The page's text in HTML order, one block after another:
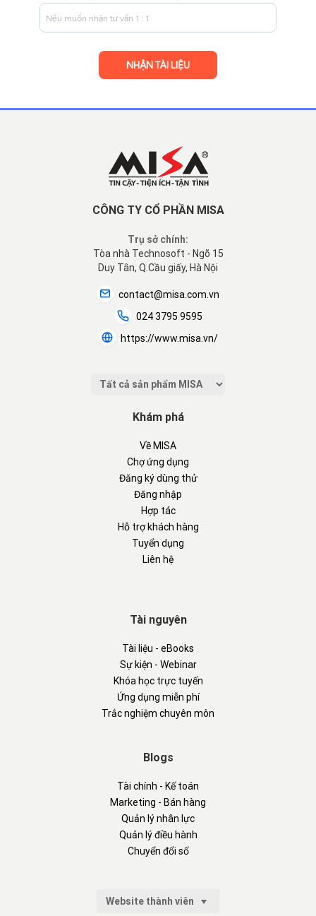
CÔNG TY CỔ PHẦN MISA
Trụ sở chính:
Tòa nhà Technosoft - Ngõ 15
Duy Tân, Q.Cầu giấy, Hà Nội
contact@misa.com.vn
024 3795 9595
https://www.misa.vn/
Khám phá
Về MISA
Chợ ứng dụng
Đăng ký dùng thử
Đăng nhập
Hợp tác
Hỗ trợ khách hàng
Tuyển dụng
Liên hệ
Tài nguyên
Tài liệu - eBooks
Sự kiện - Webinar
Khóa học trực tuyến
Ứng dụng miễn phí
Trắc nghiệm chuyên môn
Blogs
Tài chính - Kế toán
Marketing - Bán hàng
Quản lý nhân lực
Quản lý điều hành
Chuyển đổi số
Website thành viên